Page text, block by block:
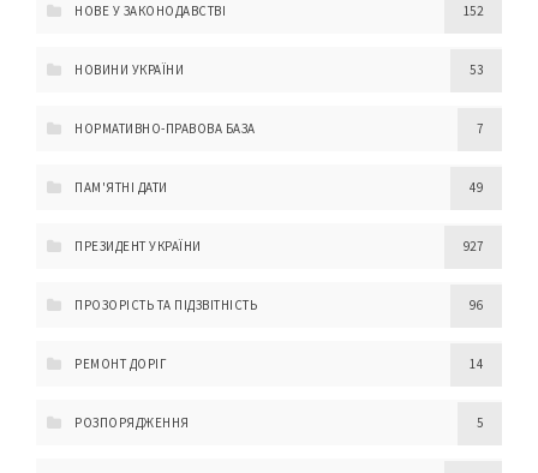
НОВЕ У ЗАКОНОДАВСТВІ 152
НОВИНИ УКРАЇНИ 53
НОРМАТИВНО-ПРАВОВА БАЗА 7
ПАМ'ЯТНІ ДАТИ 49
ПРЕЗИДЕНТ УКРАЇНИ 927
ПРОЗОРІСТЬ ТА ПІДЗВІТНІСТЬ 96
РЕМОНТ ДОРІГ 14
РОЗПОРЯДЖЕННЯ 5